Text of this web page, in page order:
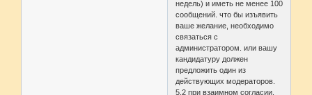
недель) и иметь не менее 100
сообщений. что бы изъявить
ваше желание, необходимо
связаться с
администратором. или вашу
кандидатуру должен
предложить один из
действующих модераторов.
5.2 при взаимном согласии,